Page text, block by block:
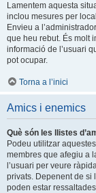
Lamentem aquesta
inclou mesures per
Envieu a
que heu rebut. És molt
informació de l’usuari
pot ocupar.
Torna a l’inici
Amics i enemics
Què són les llistes
Podeu utilitzar
membres que afegiu a
l’usuari per veure
privats. Depenent de si
poden estar